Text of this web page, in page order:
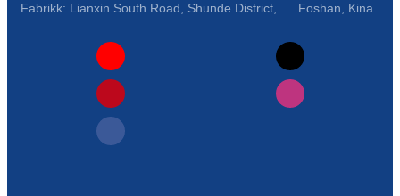
Fabrikk: Lianxin South Road, Shunde District, Foshan, Kina